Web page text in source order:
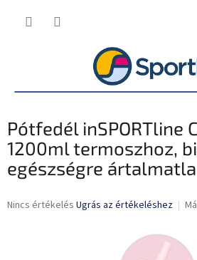
Pótfedél inSPORTline
1200ml termoszhoz,
egészségre
A
Nincs értékelés Ugrás az értékeléshez